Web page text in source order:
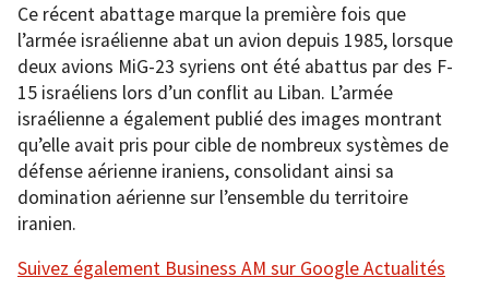
Ce récent abattage marque la première fois que
l’armée israélienne abat un avion depuis 1985, lorsque
deux avions MiG-23 syriens ont été abattus par des F-
15 israéliens lors d’un conflit au Liban. L’armée
israélienne a également publié des images montrant
qu’elle avait pris pour cible de nombreux systèmes de
défense aérienne iraniens, consolidant ainsi sa
domination aérienne sur l’ensemble du territoire
iranien.
Suivez également Business AM sur Google Actualités